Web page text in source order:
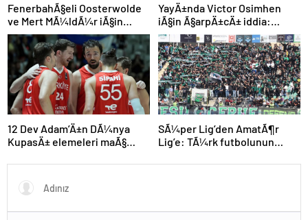
FenerbahÃ§eli Oosterwolde
ve Mert MÃ¼ldÃ¼r iÃ§in
olaylÄ± derbi davasÄ±nda
zorla getirme kararÄ±
YayÄ±nda Victor Osimhen
iÃ§in Ã§arpÄ±cÄ± iddia:
“Futbol tarihinin en
bÃ¼yÃ¼k Åoku olur!”
12 Dev Adam’Ä±n DÃ¼nya
KupasÄ± elemeleri maÃ§
SÃ¼per Lig’den AmatÃ¶r
Lig’e: TÃ¼rk futbolunun
gÃ¶rdÃ¼